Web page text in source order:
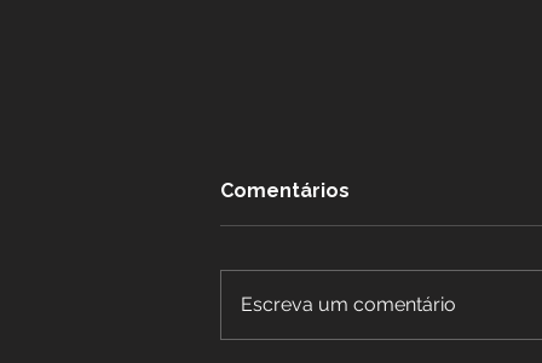
Comentários
Escreva um comentário